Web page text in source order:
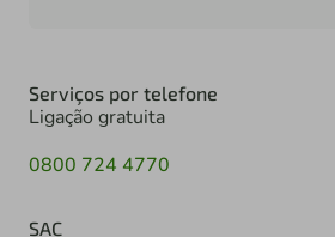
Serviços por telefone
Ligação gratuita
0800 724 4770
SAC